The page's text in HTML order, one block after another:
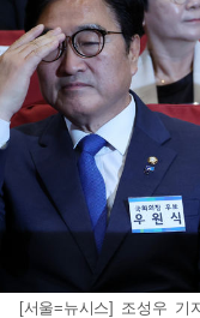
[서울=뉴시스] 조성우 기